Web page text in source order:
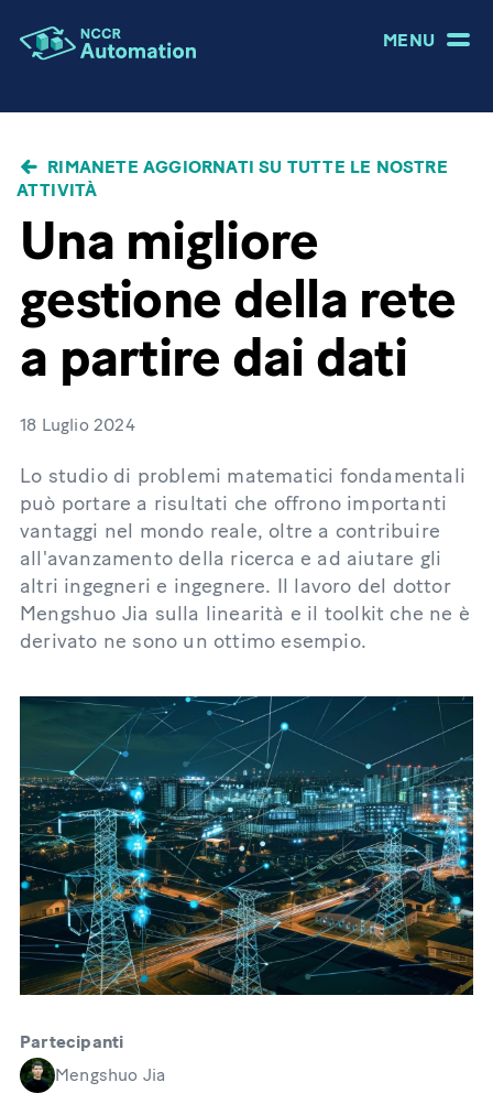
MENU
BRICIOLE
DI
PANE
RIMANETE AGGIORNATI SU TUTTE LE NOSTRE
ATTIVITÀ
Una migliore
gestione della rete
a partire dai dati
18 Luglio 2024
Lo studio di problemi matematici fondamentali
può portare a risultati che offrono importanti
vantaggi nel mondo reale, oltre a contribuire
all'avanzamento della ricerca e ad aiutare gli
altri ingegneri e ingegnere. Il lavoro del dottor
Mengshuo Jia sulla linearità e il toolkit che ne è
derivato ne sono un ottimo esempio.
Partecipanti
Mengshuo Jia